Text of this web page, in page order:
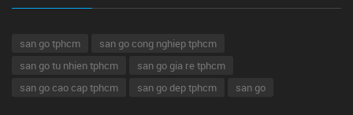
san go tphcm
san go cong nghiep tphcm
san go tu nhien tphcm
san go gia re tphcm
san go cao cap tphcm
san go dep tphcm san go